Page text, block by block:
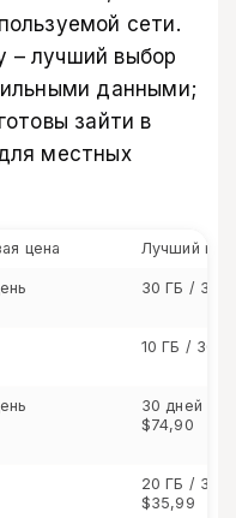
сети.
– лучший выбор
данными;
зайти в
местных
цена Лучший
30 ГБ / 30
10 ГБ / 30
30 дней
$74,90
20 ГБ / 30
$35,99